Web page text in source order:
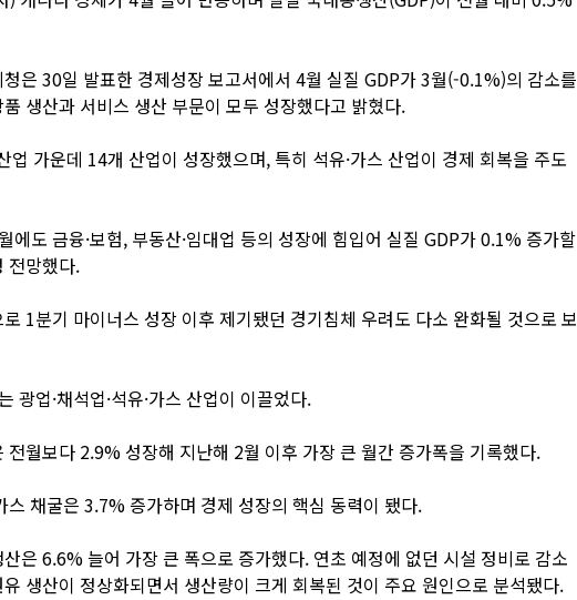
은 30일 발표한 경제성장 보고서에서 4월 실질 GDP가 3월(-0.1%)의 감소를
생산과 서비스 생산 부문이 모두 성장했다고 밝혔다.
업 가운데 14개 산업이 성장했으며, 특히 석유·가스 산업이 경제 회복을 주도
에도 금융·보험, 부동산·임대업 등의 성장에 힘입어 실질 GDP가 0.1% 증가할
전망했다.
1분기 마이너스 성장 이후 제기됐던 경기침체 우려도 다소 완화될 것으로 보
광업·채석업·석유·가스 산업이 이끌었다.
전월보다 2.9% 성장해 지난해 2월 이후 가장 큰 월간 증가폭을 기록했다.
스 채굴은 3.7% 증가하며 경제 성장의 핵심 동력이 됐다.
은 6.6% 늘어 가장 큰 폭으로 증가했다. 연초 예정에 없던 시설 정비로 감소
생산이 정상화되면서 생산량이 크게 회복된 것이 주요 원인으로 분석됐다.